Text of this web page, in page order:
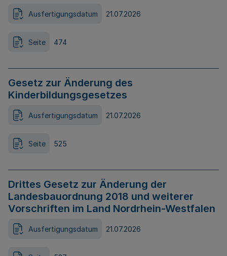
Ausfertigungsdatum 21.07.2026
Seite 474
Gesetz zur Änderung des
Kinderbildungsgesetzes
Ausfertigungsdatum 21.07.2026
Seite 525
Drittes Gesetz zur Änderung der
Landesbauordnung 2018 und weiterer
Vorschriften im Land Nordrhein-Westfalen
Ausfertigungsdatum 21.07.2026